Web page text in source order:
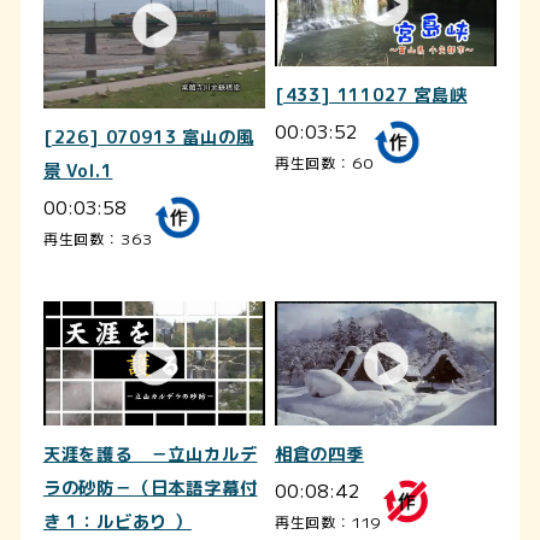
[226] 070913 富山の風
景 Vol.1
00:03:58
再生回数：363
[433] 111027 宮島峡
00:03:52
再生回数：60
天涯を護る －立山カルデ
ラの砂防－（日本語字幕付
き 1：ルビあり ）
相倉の四季
00:08:42
再生回数：119